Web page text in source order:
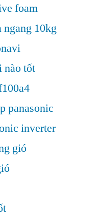
foam
ngang 10kg
nào tốt
panasonic
inverter
gió